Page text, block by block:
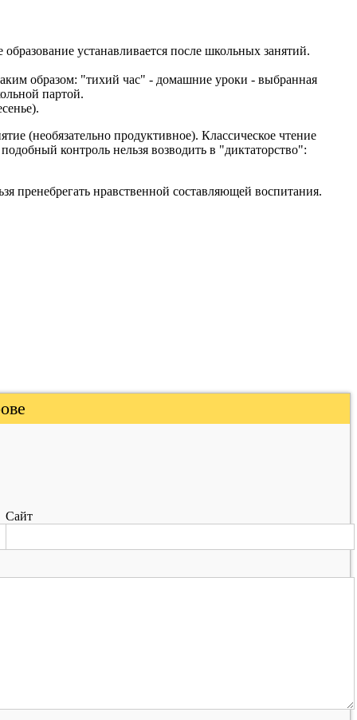
устанавливается после школьных занятий.
образом: "тихий час" - домашние уроки - выбранная
партой.
(необязательно продуктивное). Классическое чтение
контроль нельзя возводить в "диктаторство":
нравственной составляющей воспитания.
Сайт